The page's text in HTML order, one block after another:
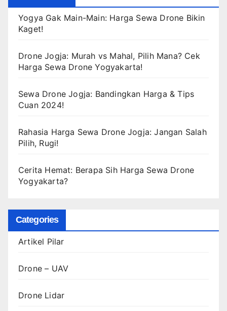
Yogya Gak Main-Main: Harga Sewa Drone Bikin
Kaget!
Drone Jogja: Murah vs Mahal, Pilih Mana? Cek
Harga Sewa Drone Yogyakarta!
Sewa Drone Jogja: Bandingkan Harga & Tips
Cuan 2024!
Rahasia Harga Sewa Drone Jogja: Jangan Salah
Pilih, Rugi!
Cerita Hemat: Berapa Sih Harga Sewa Drone
Yogyakarta?
Categories
Artikel Pilar
Drone – UAV
Drone Lidar